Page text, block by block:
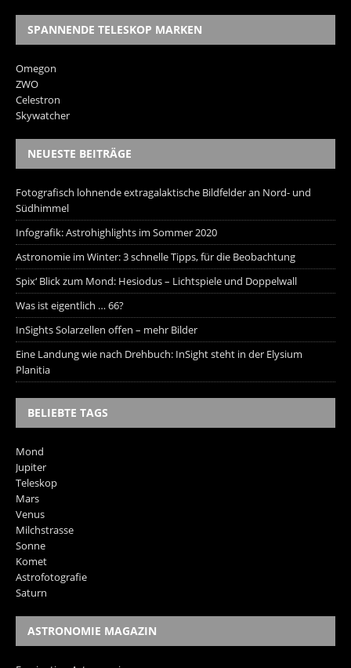
SPANNENDE TELESKOP MARKEN
Omegon
ZWO
Celestron
Skywatcher
NEUESTE BEITRÄGE
Fotografisch lohnende extragalaktische Bildfelder an Nord- und
Südhimmel
Infografik: Astrohighlights im Sommer 2020
Astronomie im Winter: 3 schnelle Tipps, für die Beobachtung
Spix‘ Blick zum Mond: Hesiodus – Lichtspiele und Doppelwall
Was ist eigentlich … 66?
InSights Solarzellen offen – mehr Bilder
Eine Landung wie nach Drehbuch: InSight steht in der Elysium
Planitia
BELIEBTE TAGS
Mond
Jupiter
Teleskop
Mars
Venus
Milchstrasse
Sonne
Komet
Astrofotografie
Saturn
ASTRONOMIE MAGAZIN